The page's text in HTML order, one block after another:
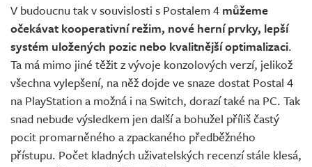
V budoucnu tak v souvislosti s Postalem 4 můžeme
očekávat kooperativní režim, nové herní prvky, lepší
systém uložených pozic nebo kvalitnější optimalizaci.
Ta má mimo jiné těžit z vývoje konzolových verzí, jelikož
všechna vylepšení, na něž dojde ve snaze dostat Postal 4
na PlayStation a možná i na Switch, dorazí také na PC. Tak
snad nebude výsledkem jen další a bohužel příliš častý
pocit promarněného a zpackaného předběžného
přístupu. Počet kladných uživatelských recenzí stále klesá,